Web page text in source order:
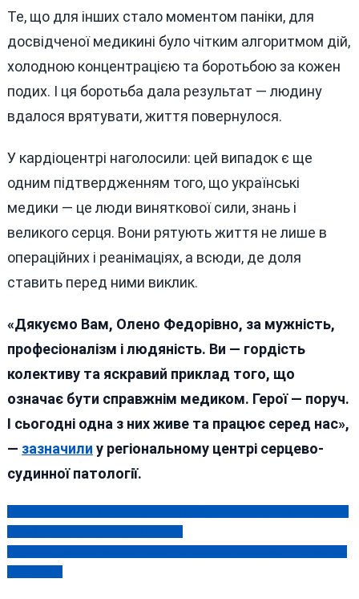
Те, що для інших стало моментом паніки, для
досвідченої медикині було чітким алгоритмом дій,
холодною концентрацією та боротьбою за кожен
подих. І ця боротьба дала результат — людину
вдалося врятувати, життя повернулося.
У кардіоцентрі наголосили: цей випадок є ще
одним підтвердженням того, що українські
медики — це люди виняткової сили, знань і
великого серця. Вони рятують життя не лише в
операційних і реанімаціях, а всюди, де доля
ставить перед ними виклик.
«Дякуємо Вам, Олено Федорівно, за мужність,
професіоналізм і людяність. Ви — гордість
колективу та яскравий приклад того, що
означає бути справжнім медиком. Герої — поруч.
І сьогодні одна з них живе та працює серед нас»,
— зазначили у регіональному центрі серцево-
судинної патології.
Навігація
записів